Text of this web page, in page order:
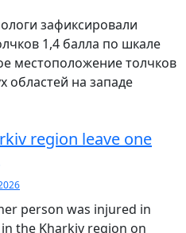
зафиксировали
1,4 балла по шкале
местоположение толчков
областей на западе
region leave one
person was injured in
the Kharkiv region on